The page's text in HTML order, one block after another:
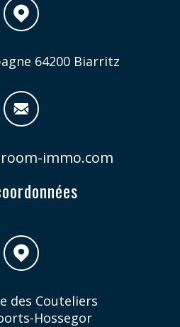
immo.com
64200 Biarritz
des Couteliers
Hossegor